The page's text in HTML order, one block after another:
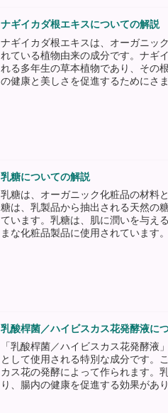
ナギイカダ根エキスについての解説
ナギイカダ根エキスは、オーガニッ
れている植物由来の成分です。ナギ
れる多年生の草本植物であり、その
の健康と美しさを促進するためにさ
乳糖についての解説
乳糖は、オーガニック化粧品の材料
糖は、乳製品から抽出される天然の
ています。乳糖は、肌に潤いを与え
まな化粧品製品に使用されています
乳酸桿菌／ハイビスカス花発酵液に
「乳酸桿菌／ハイビスカス花発酵液
として使用される特別な成分です。
カス花の発酵によって作られます。
り、腸内の健康を促進する効果があ